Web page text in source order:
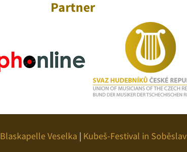
Partner
Blaskapelle Veselka | Kubeš-Festival in Soběslav